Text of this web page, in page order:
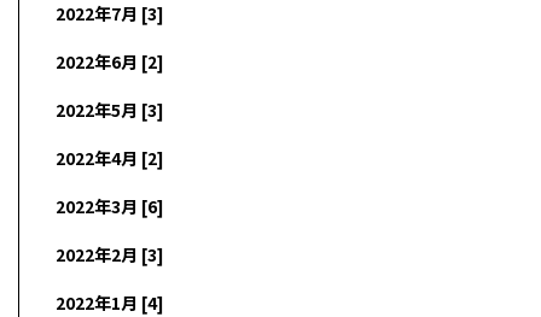
2022年7月 [3]
2022年6月 [2]
2022年5月 [3]
2022年4月 [2]
2022年3月 [6]
2022年2月 [3]
2022年1月 [4]